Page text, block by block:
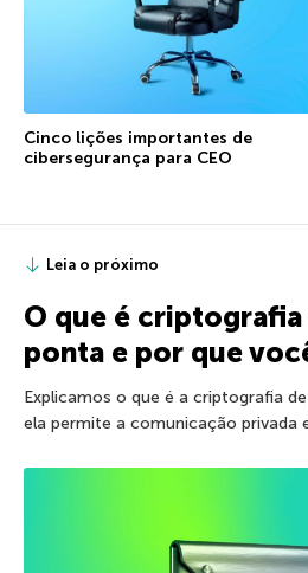
Cinco lições importantes de
cibersegurança para CEO
Leia o próximo
O que é criptografia
ponta e por que
Explicamos o que é a criptografia
ela permite a comunicação privada